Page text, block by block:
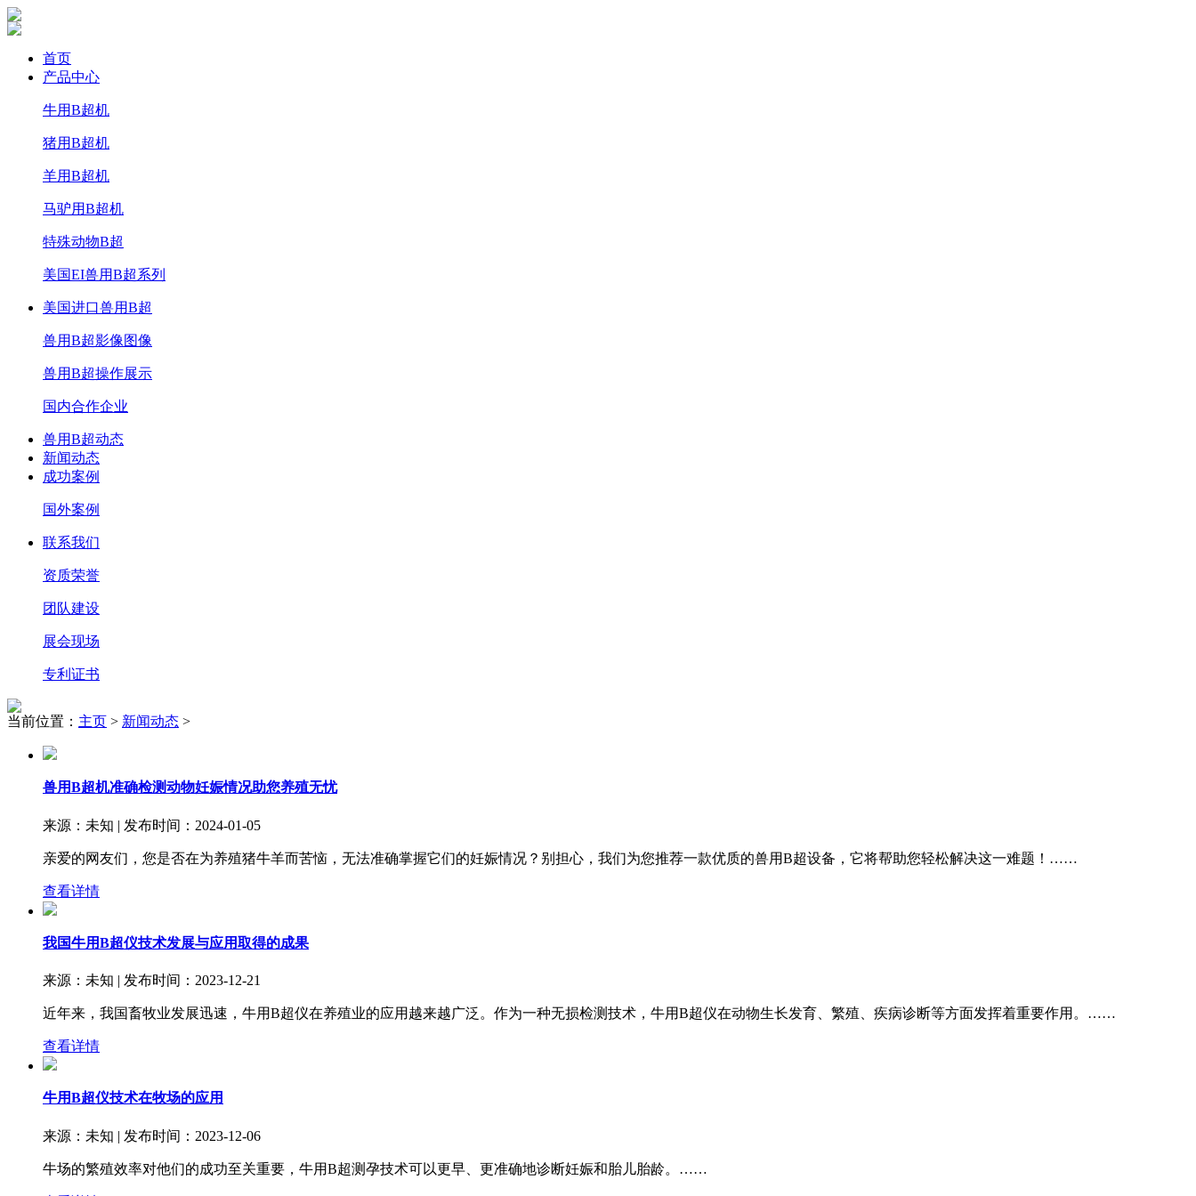
首页
产品中心
牛用B超机
猪用B超机
羊用B超机
马驴用B超机
特殊动物B超
美国EI兽用B超系列
美国进口兽用B超
兽用B超影像图像
兽用B超操作展示
国内合作企业
兽用B超动态
新闻动态
成功案例
国外案例
联系我们
资质荣誉
团队建设
展会现场
专利证书
当前位置： 主页 > 新闻动态 >
兽用B超机准确检测动物妊娠情况助您养殖无忧
来源：未知 | 发布时间：2024-01-05
亲爱的网友们，您是否在为养殖猪牛羊而苦恼，无法准确掌握它们的妊娠情况？别担心，我们为您推荐一款优质的兽用B超设备，它将帮助您轻松解决这一难题！……
查看详情
我国牛用B超仪技术发展与应用取得的成果
来源：未知 | 发布时间：2023-12-21
近年来，我国畜牧业发展迅速，牛用B超仪在养殖业的应用越来越广泛。作为一种无损检测技术，牛用B超仪在动物生长发育、繁殖、疾病诊断等方面发挥着重要作用。……
查看详情
牛用B超仪技术在牧场的应用
来源：未知 | 发布时间：2023-12-06
牛场的繁殖效率对他们的成功至关重要，牛用B超测孕技术可以更早、更准确地诊断妊娠和胎儿胎龄。……